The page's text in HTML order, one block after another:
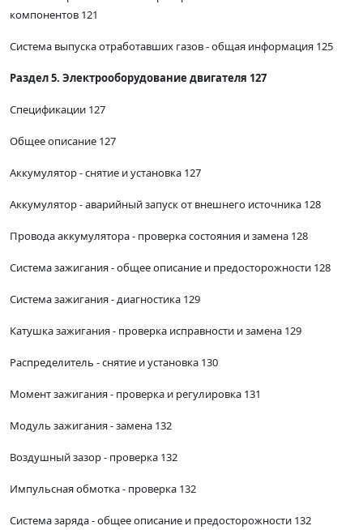
компонентов 121
Система выпуска отработавших газов - общая информация 125
Раздел 5. Электрооборудование двигателя 127
Спецификации 127
Общее описание 127
Аккумулятор - снятие и установка 127
Аккумулятор - аварийный запуск от внешнего источника 128
Провода аккумулятора - проверка состояния и замена 128
Система зажигания - общее описание и предосторожности 128
Система зажигания - диагностика 129
Катушка зажигания - проверка исправности и замена 129
Распределитель - снятие и установка 130
Момент зажигания - проверка и регулировка 131
Модуль зажигания - замена 132
Воздушный зазор - проверка 132
Импульсная обмотка - проверка 132
Система заряда - общее описание и предосторожности 132